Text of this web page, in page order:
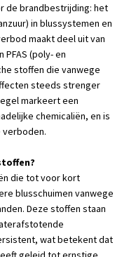
de brandbestrijding: het
in blussystemen en
maakt deel uit van
(poly- en
stoffen die vanwege
steeds strenger
markeert een
chemicaliën, en is
die tot voor kort
blusschuimen vanwege
Deze stoffen staan
wat betekent dat